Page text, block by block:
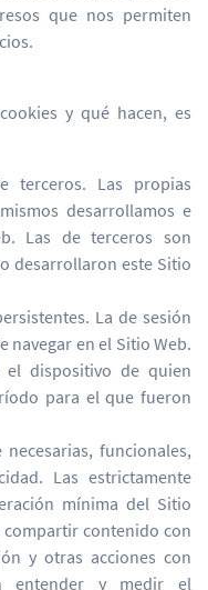
que nos permiten
y qué hacen, es
terceros. Las propias
desarrollamos e
Las de terceros son
desarrollaron este Sitio
La de sesión
navegar en el Sitio Web.
el dispositivo de quien
para el que fueron
funcionales,
Las estrictamente
mínima del Sitio
compartir contenido con
y otras acciones con
entender y medir el